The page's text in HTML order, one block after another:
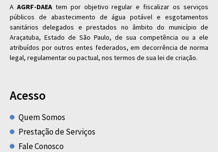
A AGRF-DAEAtem por objetivo regular e fiscalizar os serviços
públicos de abastecimento de água potável e esgotamentos
sanitários delegados e prestados no âmbito do município de
Araçatuba, Estado de São Paulo, de sua competência ou a ele
atribuídos por outros entes federados, em decorrência de norma
legal, regulamentar ou pactual, nos termos de sua lei de criação.
Acesso
Quem Somos
Prestação de Serviços
Fale Conosco